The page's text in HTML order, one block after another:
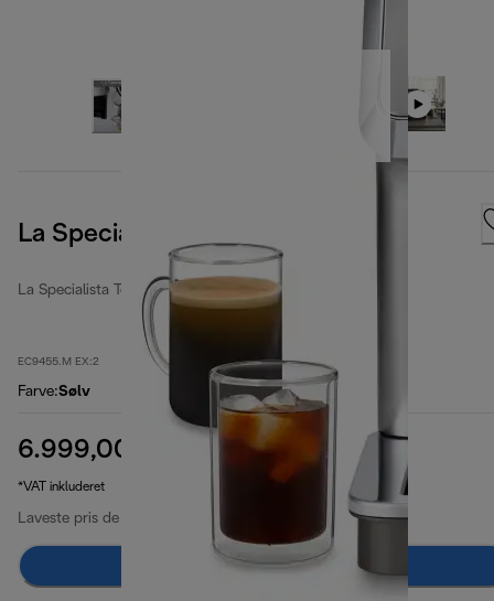
La Specialista Touch
La Specialista Touch
EC9455.M EX:2
Farve:Sølv
6.999,00 kr. 7.999,00 kr.oprindelig pris 7.999,00 kr.
(-13 %)
*VAT inkluderet
Laveste pris de sidste 30 dage
Læg i indkøbskurven